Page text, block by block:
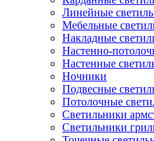
Линейные
Мебельные
Накладные
Настенно-
Настенные
Ночники
Подвесные
Потолочные
Светильники
Светильники